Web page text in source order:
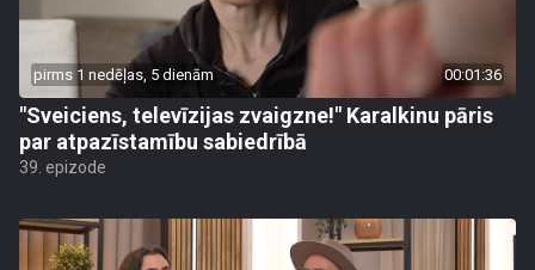
pirms 1 nedēļas, 5 dienām 00:01:36
"Sveiciens, televīzijas zvaigzne!" Karalkinu pāris
par atpazīstamību sabiedrībā
39. epizode